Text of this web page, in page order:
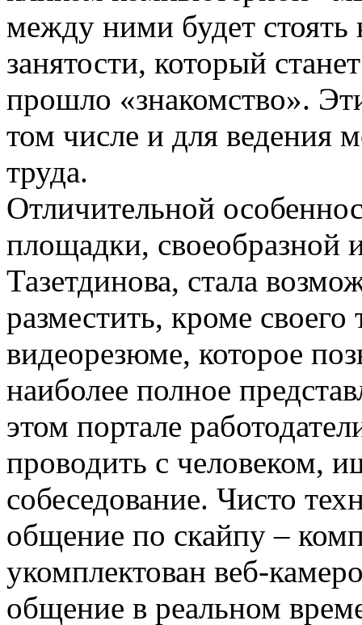
между ними будет стоять
занятости, который
прошло «знакомство».
том числе и для ведения
труда.
Отличительной
площадки, своеобразной
Тазетдинова, стала
разместить, кроме
видеорезюме, которое
наиболее полное
этом портале
проводить с человеком,
собеседование. Чисто
общение по скайпу –
укомплектован веб-
общение в реальном